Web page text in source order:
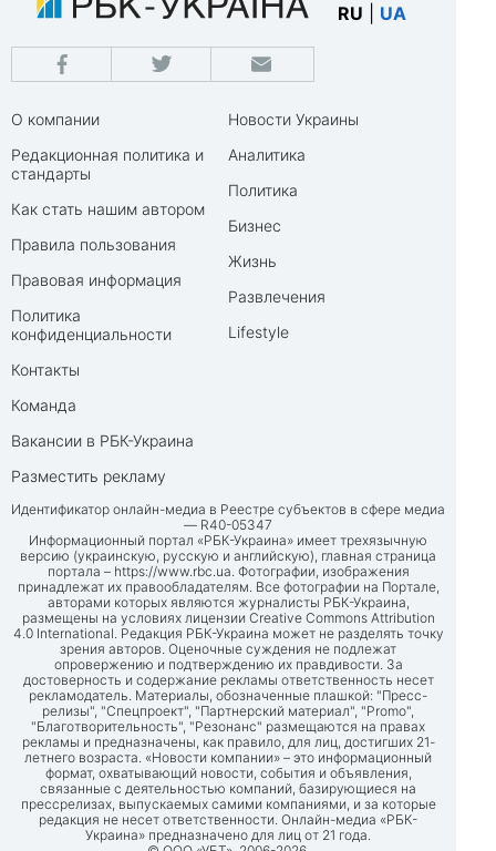
RU UA
О компании
Редакционная политика и
стандарты
Как стать нашим автором
Правила пользования
Правовая информация
Политика
конфиденциальности
Контакты
Команда
Вакансии в РБК-Украина
Разместить рекламу
Новости Украины
Аналитика
Политика
Бизнес
Жизнь
Развлечения
Lifestyle
Идентификатор онлайн-медиа в Реестре субъектов в сфере медиа
— R40-05347
Информационный портал «РБК-Украина» имеет трехязычную
версию (украинскую, русскую и английскую), главная страница
портала – https://www.rbc.ua. Фотографии, изображения
принадлежат их правообладателям. Все фотографии на Портале,
авторами которых являются журналисты РБК-Украина,
размещены на условиях лицензии Creative Commons Attribution
4.0 International. Редакция РБК-Украина может не разделять точку
зрения авторов. Оценочные суждения не подлежат
опровержению и подтверждению их правдивости. За
достоверность и содержание рекламы ответственность несет
рекламодатель. Материалы, обозначенные плашкой: "Пресс-
релизы", "Спецпроект", "Партнерский материал", "Promo",
"Благотворительность", "Резонанс" размещаются на правах
рекламы и предназначены, как правило, для лиц, достигших 21-
летнего возраста. «Новости компании» – это информационный
формат, охватывающий новости, события и объявления,
связанные с деятельностью компаний, базирующиеся на
прессрелизах, выпускаемых самими компаниями, и за которые
редакция не несет ответственности. Онлайн-медиа «РБК-
Украина» предназначено для лиц от 21 года.